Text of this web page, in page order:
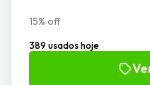
15% off
389 usados hoje